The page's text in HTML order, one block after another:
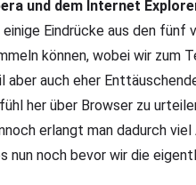
und dem Internet
einige Eindrücke aus den fünf
können, wobei wir zum
aber auch eher
her über Browser zu
erlangt man dadurch
nun noch bevor wir die